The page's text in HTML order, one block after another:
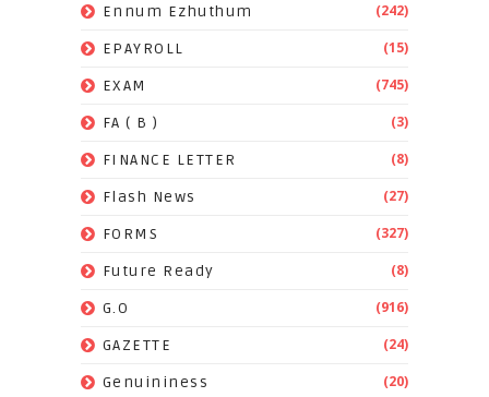
Ennum Ezhuthum (242)
EPAYROLL (15)
EXAM (745)
FA ( B ) (3)
FINANCE LETTER (8)
Flash News (27)
FORMS (327)
Future Ready (8)
G.O (916)
GAZETTE (24)
Genuininess (20)